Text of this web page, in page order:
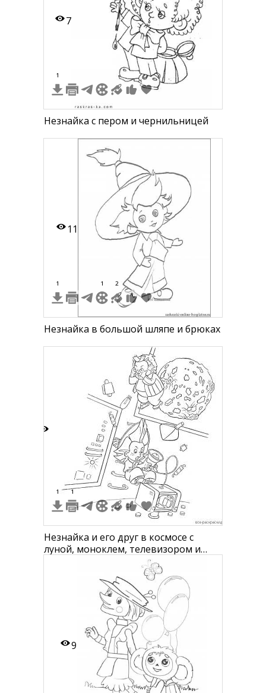
7
1
Незнайка с пером и чернильницей
11
1 1 2
Незнайка в большой шляпе и брюках
1 1
Незнайка и его друг в космосе с
луной, моноклем, телевизором и
9